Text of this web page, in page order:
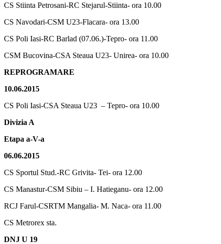
CS Stiinta Petrosani-RC Stejarul-Stiinta- ora 10.00
CS Navodari-CSM U23-Flacara- ora 13.00
CS Poli Iasi-RC Barlad (07.06.)-Tepro- ora 11.00
CSM Bucovina-CSA Steaua U23- Unirea- ora 10.00
REPROGRAMARE
10.06.2015
CS Poli Iasi-CSA Steaua U23 – Tepro- ora 10.00
Divizia A
Etapa a-V-a
06.06.2015
CS Sportul Stud.-RC Grivita- Tei- ora 12.00
CS Manastur-CSM Sibiu – I. Hatieganu- ora 12.00
RCJ Farul-CSRTM Mangalia- M. Naca- ora 11.00
CS Metrorex sta.
DNJ U 19